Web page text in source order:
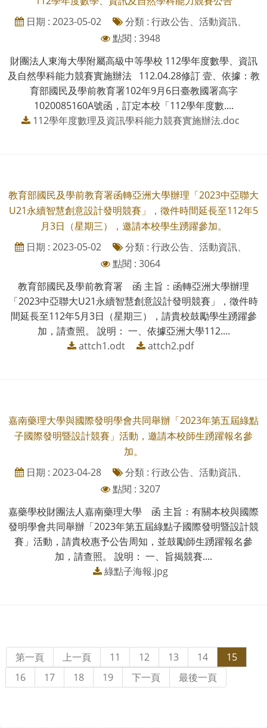
日期 : 2023-05-02
分類 : 行政公告、活動資訊、
點閱 : 3948
財團法人東海大學附屬高級中等學校 112學年度數學、資訊
及自然學科能力競賽實施辦法 112.04.28修訂 壹、依據：教
育部國民及學前教育署102年9月6日臺教國署高字
1020085160A號函，訂定本校「112學年度數....
112學年度數理及資訊學科能力競賽實施辦法.doc
教育部國民及學前教育署函轉亞洲大學辦理「2023中亞聯大
U21永續智慧創意設計發明競賽」，徵件時間延長至112年5
月3日（星期三），邀請本校學生踴躍參加。
日期 : 2023-05-02
分類 : 行政公告、活動資訊、
點閱 : 3064
教育部國民及學前教育署 函 主旨：函轉亞洲大學辦理
「2023中亞聯大U21永續智慧創意設計發明競賽」，徵件時
間延長至112年5月3日（星期三），請貴校鼓勵學生踴躍參
加，請查照。 說明： 一、依據亞洲大學112....
attch1.odt
attch2.pdf
嘉南藥理大學與國際發明學會共同舉辦「2023年第五屆綠點
子國際發明暨設計競賽」活動，邀請本校師生踴躍報名參
加。
日期 : 2023-04-28
分類 : 行政公告、活動資訊、
點閱 : 3207
嘉藥學校財團法人嘉南藥理大學 函 主旨：有關本校與國際
發明學會共同舉辦「2023年第五屆綠點子國際發明暨設計競
賽」活動，請貴校惠予公告周知，並鼓勵師生踴躍報名參
加，請查照。 說明： 一、旨揭競賽....
綠點子海報.jpg
第一頁 上一頁 11 12 13 14
15
16
17 18 19 下一頁 最後一頁